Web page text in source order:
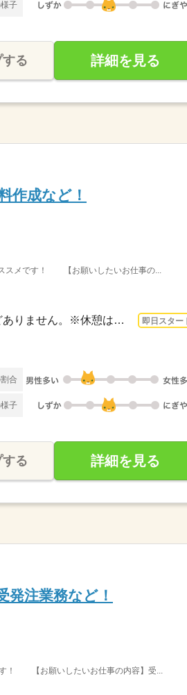
子
る 詳細を見る
作成など！
ススメです！ 【お願いしたいお仕事の...
3ヵ月以上 即日〜 / 9：00～17：00 ※残業はほとんどありません。※休憩は６０分です。 即日スター
合
子
る 詳細を見る
発注業務など！
す！ 【お願いしたいお仕事の内容】受...